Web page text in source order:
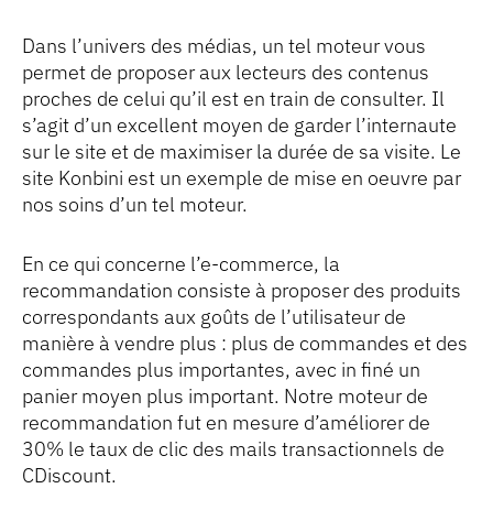
Dans l’univers des médias, un tel moteur vous
permet de proposer aux lecteurs des contenus
proches de celui qu’il est en train de consulter. Il
s’agit d’un excellent moyen de garder l’internaute
sur le site et de maximiser la durée de sa visite. Le
site Konbini est un exemple de mise en oeuvre par
nos soins d’un tel moteur.
En ce qui concerne l’e-commerce, la
recommandation consiste à proposer des produits
correspondants aux goûts de l’utilisateur de
manière à vendre plus : plus de commandes et des
commandes plus importantes, avec in finé un
panier moyen plus important. Notre moteur de
recommandation fut en mesure d’améliorer de
30% le taux de clic des mails transactionnels de
CDiscount.